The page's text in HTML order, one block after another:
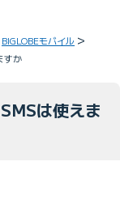
BIGLOBEモバイル
すか
は使えま